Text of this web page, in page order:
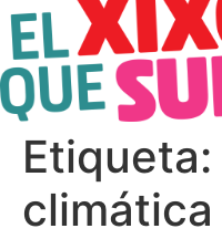
Etiqueta:
climática